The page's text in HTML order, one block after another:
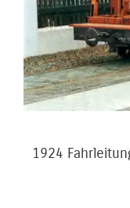
1924